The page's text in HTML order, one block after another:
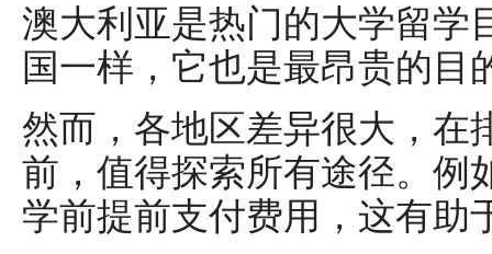
澳大利亚是热门的大学留学
国一样，它也是最昂贵的目
然而，各地区差异很大，在
前，值得探索所有途径。例
学前提前支付费用，这有助